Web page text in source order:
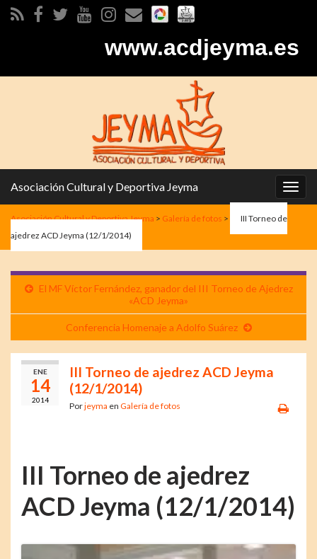
www.acdjeyma.es
la
Asociación Cultural y Deportiva Jeyma
Asociación Cultural y Deportiva Jeyma > Galería de fotos >
III Torneo de
ajedrez ACD Jeyma (12/1/2014)
El MF Víctor Fernández, ganador del III Torneo de Ajedrez
«ACD Jeyma»
Conferencia Homenaje a Adolfo Suárez
ENE
14
2014
III Torneo de ajedrez ACD Jeyma
(12/1/2014)
Porjeyma en Galería de fotos
III Torneo de ajedrez
ACD Jeyma (12/1/2014)